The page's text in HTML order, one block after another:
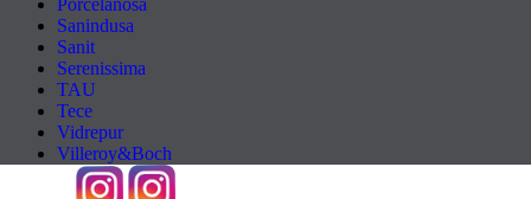
Porcelanosa
Sanindusa
Sanit
Serenissima
TAU
Tece
Vidrepur
Villeroy&Boch